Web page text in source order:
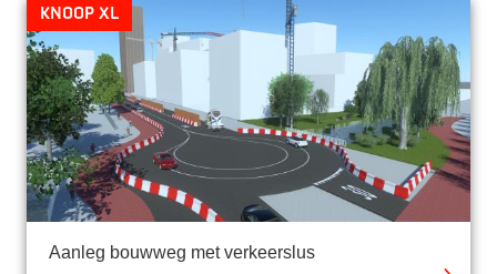
Aanleg bouwweg met verkeerslus
Knoop XL